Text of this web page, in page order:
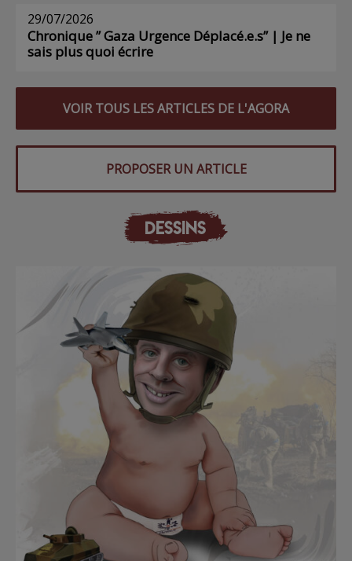
29/07/2026
Chronique ” Gaza Urgence Déplacé.e.s” | Je ne
sais plus quoi écrire
VOIR TOUS LES ARTICLES DE L'AGORA
PROPOSER UN ARTICLE
DESSINS